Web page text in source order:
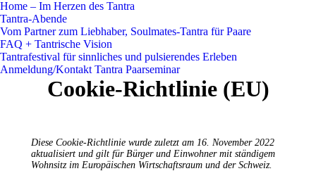
Home – Im Herzen des Tantra
Tantra-Abende
Vom Partner zum Liebhaber, Soulmates-Tantra für Paare
FAQ + Tantrische Vision
Tantrafestival für sinnliches und pulsierendes Erleben
Anmeldung/Kontakt Tantra Paarseminar
Cookie-Richtlinie (EU)
Diese Cookie-Richtlinie wurde zuletzt am 16. November 2022
aktualisiert und gilt für Bürger und Einwohner mit ständigem
Wohnsitz im Europäischen Wirtschaftsraum und der Schweiz.